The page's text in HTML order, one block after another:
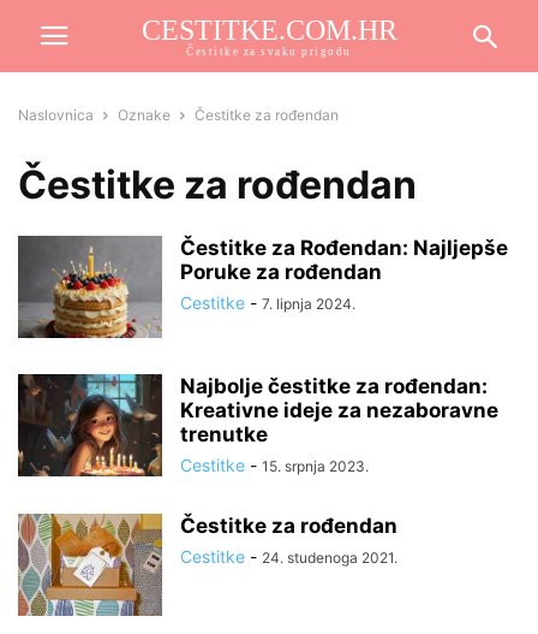
CESTITKE.COM.HR
Čestitke za svaku prigodu
Naslovnica Oznake Čestitke za rođendan
Čestitke za rođendan
Čestitke za Rođendan: Najljepše
Poruke za rođendan
Cestitke - 7. lipnja 2024.
Najbolje čestitke za rođendan:
Kreativne ideje za nezaboravne
trenutke
Cestitke - 15. srpnja 2023.
Čestitke za rođendan
Cestitke - 24. studenoga 2021.